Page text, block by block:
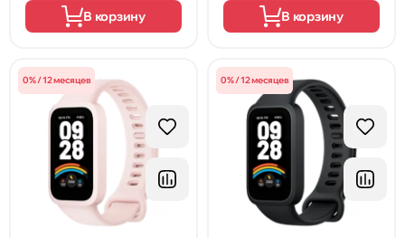
В корзину В корзину
0% / 12 месяцев 0% / 12 месяцев